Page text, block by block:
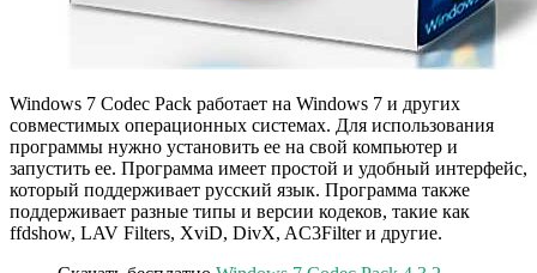
Windows 7 Codec Pack работает на Windows 7 и других
совместимых операционных системах. Для использования
программы нужно установить ее на свой компьютер и
запустить ее. Программа имеет простой и удобный интерфейс,
который поддерживает русский язык. Программа также
поддерживает разные типы и версии кодеков, такие как
ffdshow, LAV Filters, XviD, DivX, AC3Filter и другие.